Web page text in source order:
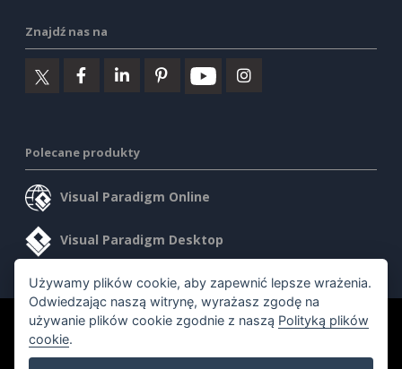
Znajdź nas na
Polecane produkty
Visual Paradigm Online
Visual Paradigm Desktop
©2026 by Visual Paradigm. Wszelkie prawa zastrzeżone.
Używamy plików cookie, aby zapewnić lepsze wrażenia.
Odwiedzając naszą witrynę, wyrażasz zgodę na
używanie plików cookie zgodnie z naszą Polityką plików
cookie.